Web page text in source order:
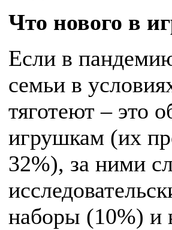
Что нового в
Если в
семьи в
тяготеют – это
игрушкам (их
32%), за ними
наборы (10%) и